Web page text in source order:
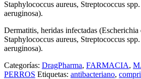
Staphylococcus aureus, Streptococcus
aeruginosa).
Dermatitis, heridas infectadas
Staphylococcus aureus, Streptococcus
aeruginosa).
Categorías: DragPharma, FARMACIA,
PERROS Etiquetas: antibacteriano,